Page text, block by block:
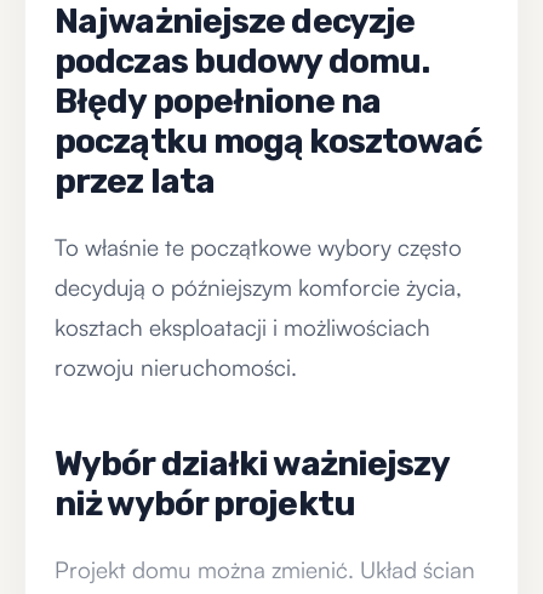
Najważniejsze decyzje
podczas budowy domu.
Błędy popełnione na
początku mogą kosztować
przez lata
To właśnie te początkowe wybory często
decydują o późniejszym komforcie życia,
kosztach eksploatacji i możliwościach
rozwoju nieruchomości.
Wybór działki ważniejszy
niż wybór projektu
Projekt domu można zmienić. Układ ścian